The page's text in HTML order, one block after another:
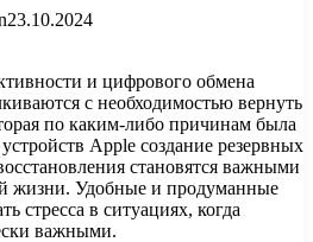
23.10.2024
и цифрового обмена
с необходимостью вернуть
по каким-либо причинам была
Apple создание резервных
становятся важными
жизни. Удобные и продуманные
стресса в ситуациях, когда
важными.